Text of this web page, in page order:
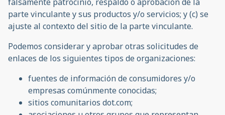
parte vinculante y sus productos y/o servicios; y (c) se
ajuste al contexto del sitio de la parte vinculante.
Podemos considerar y aprobar otras solicitudes de
enlaces de los siguientes tipos de organizaciones:
fuentes de información de consumidores y/o
empresas comúnmente conocidas;
sitios comunitarios dot.com;